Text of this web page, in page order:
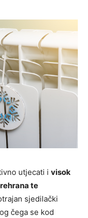
utjecati i visok
te
sjedilački
čega se kod